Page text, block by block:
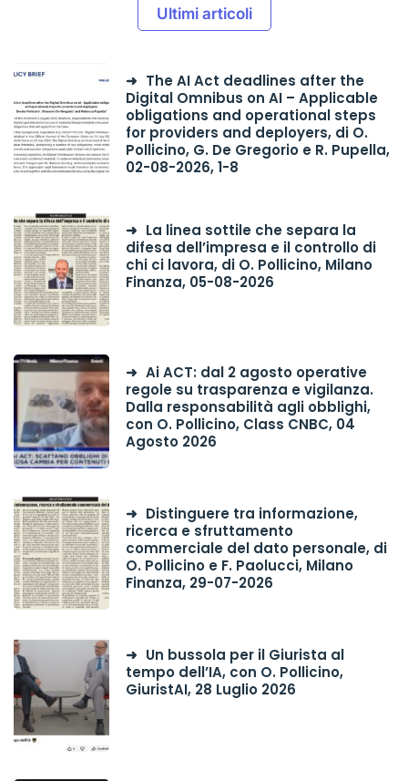
Ultimi articoli
The AI Act deadlines after the
Digital Omnibus on AI – Applicable
obligations and operational steps
for providers and deployers, di O.
Pollicino, G. De Gregorio e R. Pupella,
02-08-2026, 1-8
La linea sottile che separa la
difesa dell’impresa e il controllo di
chi ci lavora, di O. Pollicino, Milano
Finanza, 05-08-2026
Ai ACT: dal 2 agosto operative
regole su trasparenza e vigilanza.
Dalla responsabilità agli obblighi,
con O. Pollicino, Class CNBC, 04
Agosto 2026
Distinguere tra informazione,
ricerca e sfruttamento
commerciale del dato personale, di
O. Pollicino e F. Paolucci, Milano
Finanza, 29-07-2026
Un bussola per il Giurista al
tempo dell’IA, con O. Pollicino,
GiuristAI, 28 Luglio 2026